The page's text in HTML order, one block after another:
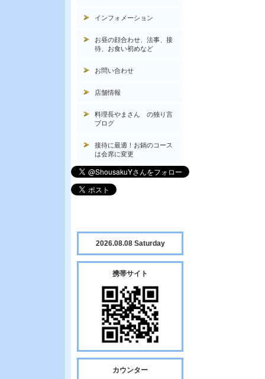
インフォメーション
お昼の顔合わせ、法事、接
待、お食い初めなど
お問い合わせ
店舗情報
料理長やまさん の独り言
ブログ
接待に最適！お鍋のコース
は会席に変更
2026.08.08 Saturday
携帯サイト
カウンター